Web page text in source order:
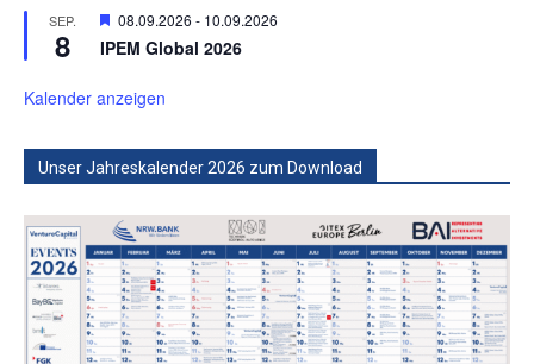
SEP.
8
Hervorgehoben
08.09.2026 - 10.09.2026
IPEM Global 2026
Kalender anzeigen
Unser Jahreskalender 2026 zum Download